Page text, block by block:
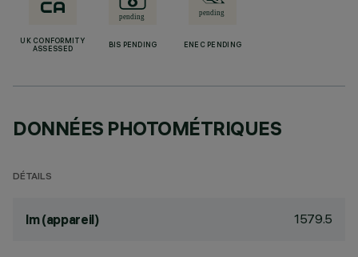
UK CONFORMITY
ASSESSED
BIS PENDING ENEC PENDING
DONNÉES PHOTOMÉTRIQUES
DÉTAILS
lm (appareil) 1579.5